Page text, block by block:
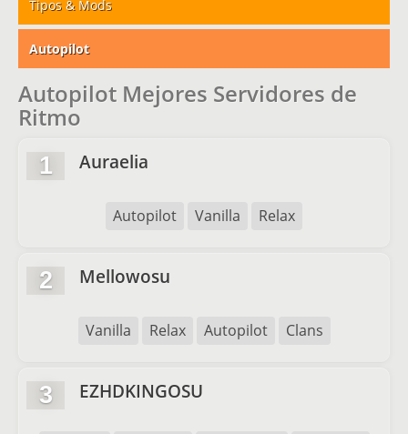
Tipos & Mods
Autopilot
Autopilot Mejores Servidores de
Ritmo
1 Auraelia
Autopilot Vanilla Relax
2 Mellowosu
Vanilla Relax Autopilot Clans
3 EZHDKINGOSU